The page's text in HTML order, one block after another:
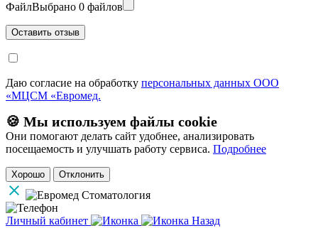
ФайлВыбрано 0 файлов
Даю согласие на обработку персональных данных ООО
«МЦСМ «Евромед.
🍪 Мы используем файлы cookie
Они помогают делать сайт удобнее, анализировать
посещаемость и улучшать работу сервиса. Подробнее
Хорошо Отклонить
Личный кабинет
Назад